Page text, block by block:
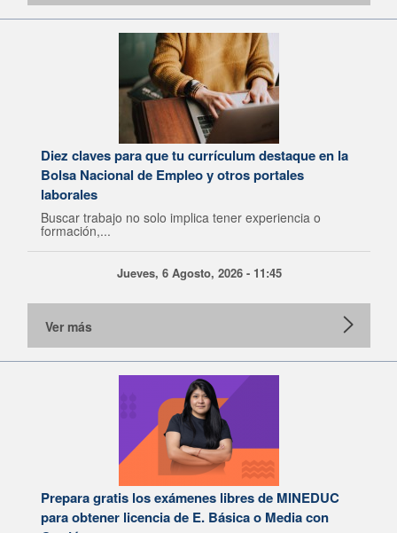
Diez claves para que tu currículum destaque en la
Bolsa Nacional de Empleo y otros portales
laborales
Buscar trabajo no solo implica tener experiencia o
formación,...
Jueves, 6 Agosto, 2026 - 11:45
Ver más
Prepara gratis los exámenes libres de MINEDUC
para obtener licencia de E. Básica o Media con